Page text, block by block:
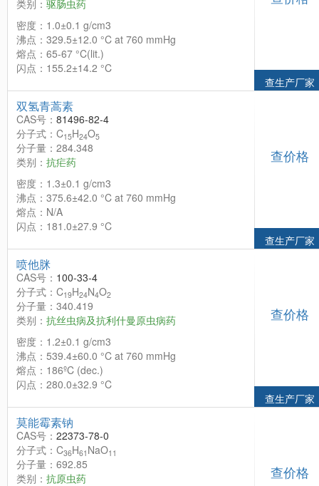
类别： 驱肠虫药
密度：1.0±0.1 g/cm3
沸点：329.5±12.0 °C at 760 mmHg
熔点：65-67 °C(lit.)
闪点：155.2±14.2 °C
查生产厂家
双氢青蒿素
CAS号： 81496-82-4
分子式：C15H24O5
分子量：284.348
类别： 抗疟药
密度：1.3±0.1 g/cm3
沸点：375.6±42.0 °C at 760 mmHg
熔点：N/A
闪点：181.0±27.9 °C
查价格
查生产厂家
喷他脒
CAS号： 100-33-4
分子式：C19H24N4O2
分子量：340.419
类别： 抗丝虫病及抗利什曼原虫病药
密度：1.2±0.1 g/cm3
沸点：539.4±60.0 °C at 760 mmHg
熔点：186ºC (dec.)
闪点：280.0±32.9 °C
查价格
查生产厂家
莫能霉素钠
CAS号： 22373-78-0
分子式：C36H61 NaO11
分子量：692.85
类别： 抗原虫药
查价格